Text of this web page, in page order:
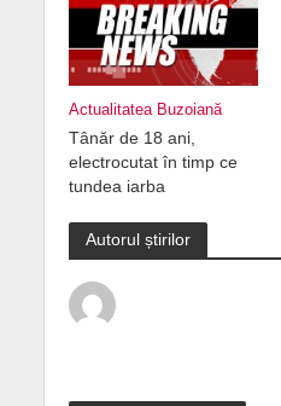
Actualitatea Buzoiană
Tânăr de 18 ani,
electrocutat în timp ce
tundea iarba
Autorul știrilor